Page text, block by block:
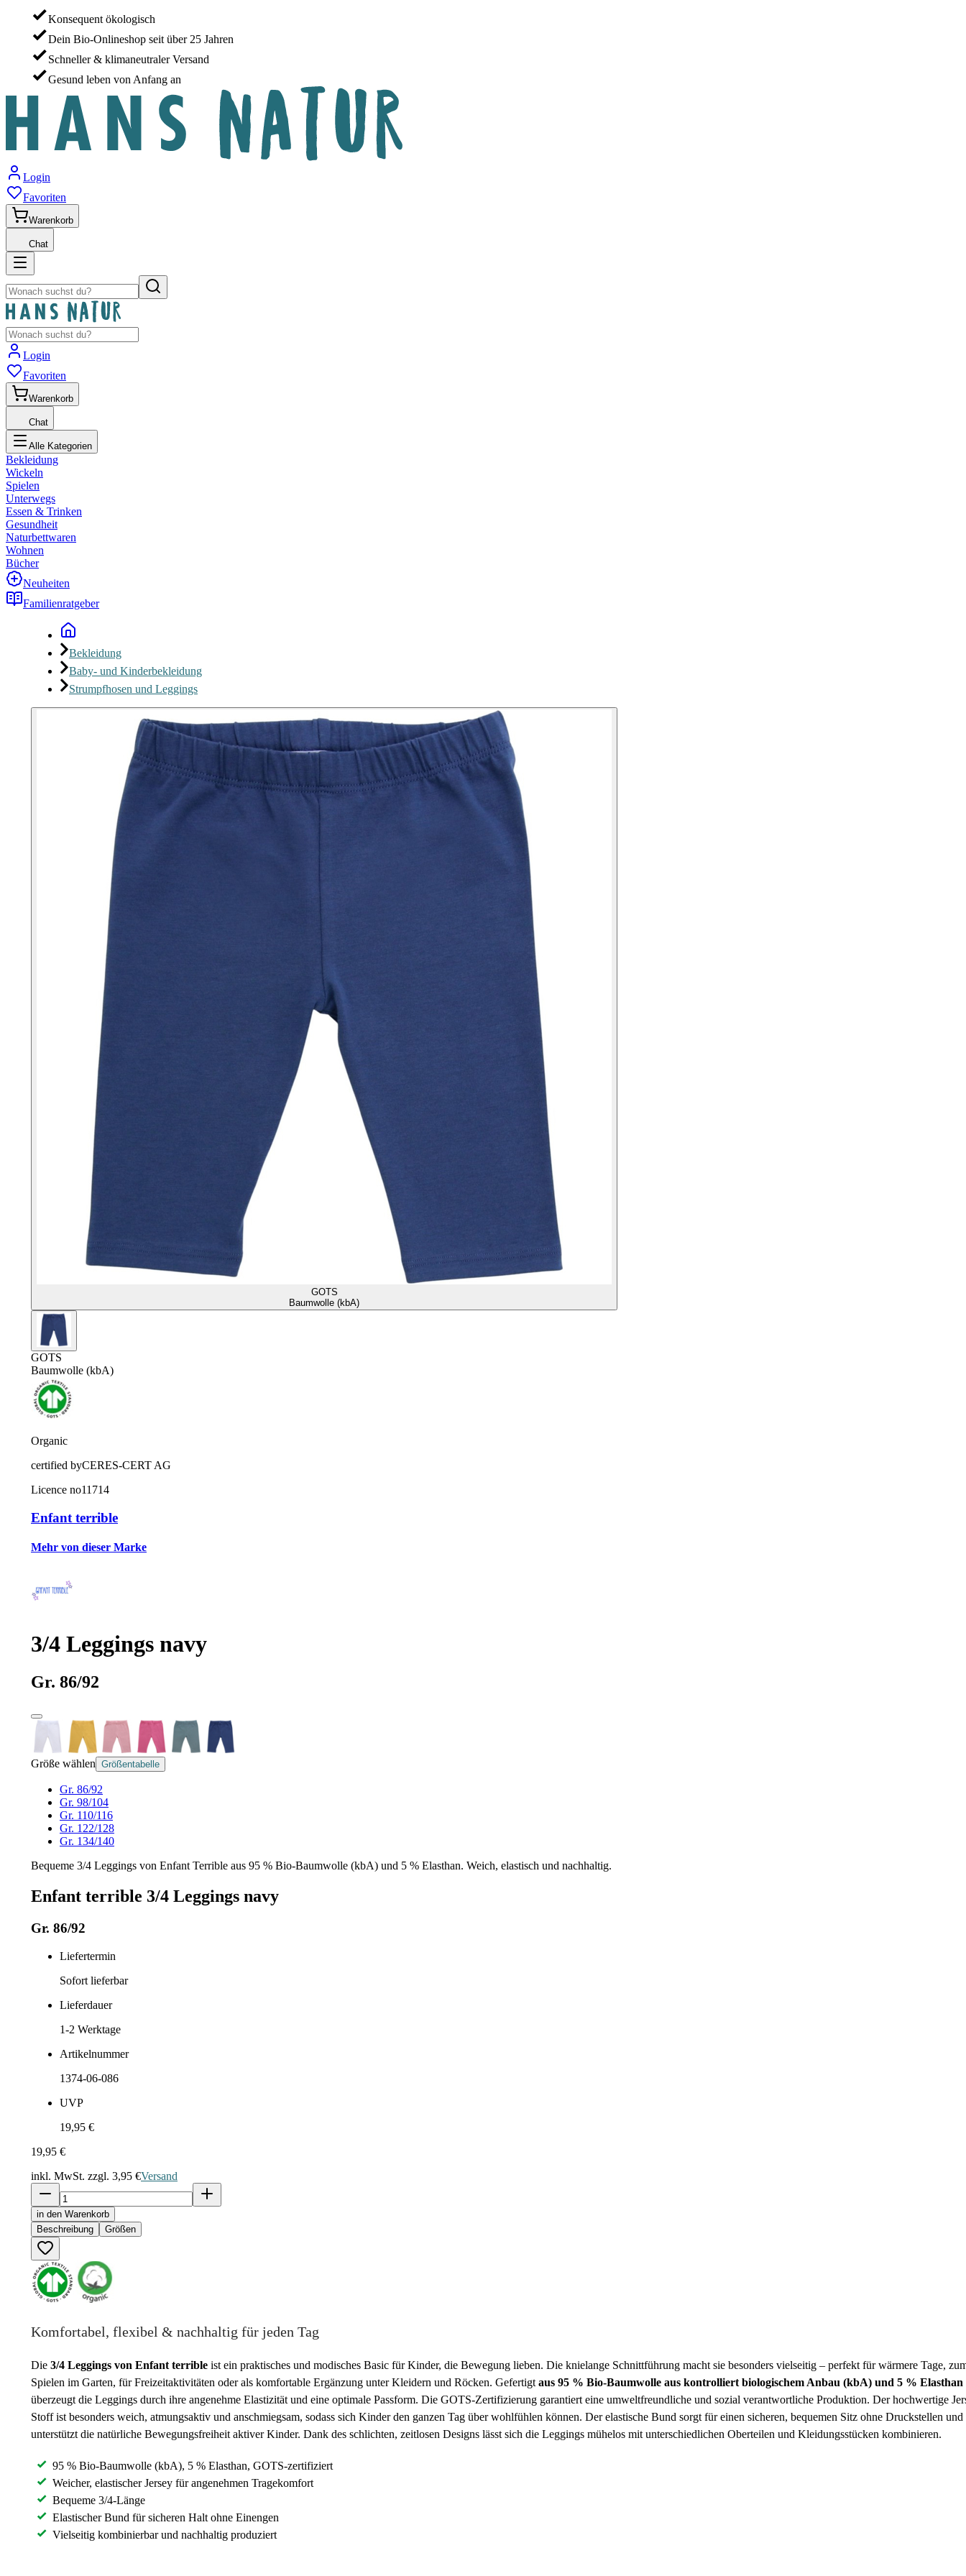
Konsequent ökologisch
Dein Bio-Onlineshop seit über 25 Jahren
Schneller & klimaneutraler Versand
Gesund leben von Anfang an
Login
Favoriten
Warenkorb
Chat
Login
Favoriten
Warenkorb
Chat
Alle Kategorien
Bekleidung
Wickeln
Spielen
Unterwegs
Essen & Trinken
Gesundheit
Naturbettwaren
Wohnen
Bücher
Neuheiten
Familienratgeber
Bekleidung
Baby- und Kinderbekleidung
Strumpfhosen und Leggings
GOTS
Baumwolle (kbA)
GOTS
Baumwolle (kbA)
Organic
certified byCERES-CERT AG
Licence no11714
Enfant terrible
Mehr von dieser Marke
3/4 Leggings navy
Gr. 86/92
Größe wählen Größentabelle
Gr. 86/92
Gr. 98/104
Gr. 110/116
Gr. 122/128
Gr. 134/140
Bequeme 3/4 Leggings von Enfant Terrible aus 95 % Bio-Baumwolle (kbA) und 5 % Elasthan. Weich, elastisch und nachhaltig.
Enfant terrible 3/4 Leggings navy
Gr. 86/92
Liefertermin
Sofort lieferbar
Lieferdauer
1-2 Werktage
Artikelnummer
1374-06-086
UVP
19,95 €
19,95 €
inkl. MwSt. zzgl. 3,95 €Versand
in den Warenkorb
Beschreibung
Größen
Komfortabel, flexibel & nachhaltig für jeden Tag
Die 3/4 Leggings von Enfant terrible ist ein praktisches und modisches Basic für Kinder, die Bewegung lieben. Die knielange Schnittführung macht sie besonders vielseitig – perfekt für wärmere Tage,
Spielen im Garten, für Freizeitaktivitäten oder als komfortable Ergänzung unter Kleidern und Röcken. Gefertigt aus 95 % Bio-Baumwolle aus kontrolliert biologischem Anbau (kbA) und 5 % Elasthan
überzeugt die Leggings durch ihre angenehme Elastizität und eine optimale Passform. Die GOTS-Zertifizierung garantiert eine umweltfreundliche und sozial verantwortliche Produktion. Der hochwertige
Stoff ist besonders weich, atmungsaktiv und anschmiegsam, sodass sich Kinder den ganzen Tag über wohlfühlen können. Der elastische Bund sorgt für einen sicheren, bequemen Sitz ohne Druckstellen und
unterstützt die natürliche Bewegungsfreiheit aktiver Kinder. Dank des schlichten, zeitlosen Designs lässt sich die Leggings mühelos mit unterschiedlichen Oberteilen und Kleidungsstücken kombinieren.
95 % Bio-Baumwolle (kbA), 5 % Elasthan, GOTS-zertifiziert
Weicher, elastischer Jersey für angenehmen Tragekomfort
Bequeme 3/4-Länge
Elastischer Bund für sicheren Halt ohne Einengen
Vielseitig kombinierbar und nachhaltig produziert